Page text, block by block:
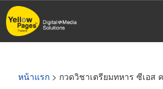
ข้าม
ไป
หน้าแรก > กวดวิชาเตรียมทหาร ซีเอส